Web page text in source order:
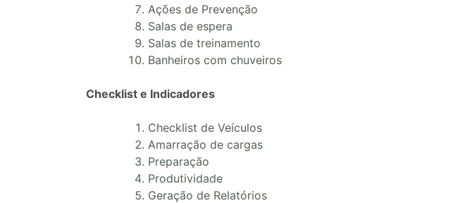
Ações de Prevenção
Salas de espera
Salas de treinamento
Banheiros com chuveiros
Checklist e Indicadores
Checklist de Veículos
Amarração de cargas
Preparação
Produtividade
Geração de Relatórios